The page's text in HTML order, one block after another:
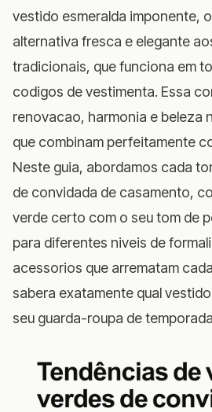
vestido esmeralda imponente,
alternativa fresca e elegante
tradicionais, que funciona em
codigos de vestimenta. Essa
renovacao, harmonia e beleza
que combinam perfeitamente
Neste guia, abordamos cada
de convidada de casamento,
verde certo com o seu tom de
para diferentes niveis de
acessorios que arrematam
sabera exatamente qual
seu guarda-roupa de